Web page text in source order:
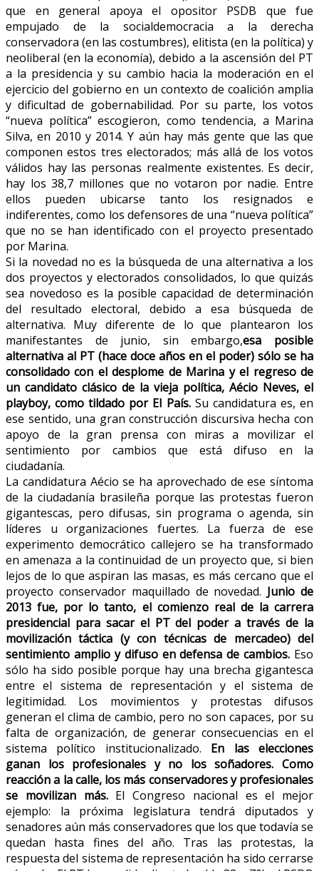
que en general apoya el opositor PSDB que fue
empujado de la socialdemocracia a la derecha
conservadora (en las costumbres), elitista (en la política) y
neoliberal (en la economía), debido a la ascensión del PT
a la presidencia y su cambio hacia la moderación en el
ejercicio del gobierno en un contexto de coalición amplia
y dificultad de gobernabilidad. Por su parte, los votos
“nueva política” escogieron, como tendencia, a Marina
Silva, en 2010 y 2014. Y aún hay más gente que las que
componen estos tres electorados; más allá de los votos
válidos hay las personas realmente existentes. Es decir,
hay los 38,7 millones que no votaron por nadie. Entre
ellos pueden ubicarse tanto los resignados e
indiferentes, como los defensores de una “nueva política”
que no se han identificado con el proyecto presentado
por Marina.
Si la novedad no es la búsqueda de una alternativa a los
dos proyectos y electorados consolidados, lo que quizás
sea novedoso es la posible capacidad de determinación
del resultado electoral, debido a esa búsqueda de
alternativa. Muy diferente de lo que plantearon los
manifestantes de junio, sin embargo,esa posible
alternativa al PT (hace doce años en el poder) sólo se ha
consolidado con el desplome de Marina y el regreso de
un candidato clásico de la vieja política, Aécio Neves, el
playboy, como tildado por El País. Su candidatura es, en
ese sentido, una gran construcción discursiva hecha con
apoyo de la gran prensa con miras a movilizar el
sentimiento por cambios que está difuso en la
ciudadanía.
La candidatura Aécio se ha aprovechado de ese síntoma
de la ciudadanía brasileña porque las protestas fueron
gigantescas, pero difusas, sin programa o agenda, sin
líderes u organizaciones fuertes. La fuerza de ese
experimento democrático callejero se ha transformado
en amenaza a la continuidad de un proyecto que, si bien
lejos de lo que aspiran las masas, es más cercano que el
proyecto conservador maquillado de novedad. Junio de
2013 fue, por lo tanto, el comienzo real de la carrera
presidencial para sacar el PT del poder a través de la
movilización táctica (y con técnicas de mercadeo) del
sentimiento amplio y difuso en defensa de cambios. Eso
sólo ha sido posible porque hay una brecha gigantesca
entre el sistema de representación y el sistema de
legitimidad. Los movimientos y protestas difusos
generan el clima de cambio, pero no son capaces, por su
falta de organización, de generar consecuencias en el
sistema político institucionalizado.
En las elecciones
ganan los profesionales y no los soñadores. Como
reacción a la calle, los más conservadores y profesionales
se movilizan más. El Congreso nacional es el mejor
ejemplo: la próxima legislatura tendrá diputados y
senadores aún más conservadores que los que todavía se
quedan hasta fines del año. Tras las protestas, la
respuesta del sistema de representación ha sido cerrarse